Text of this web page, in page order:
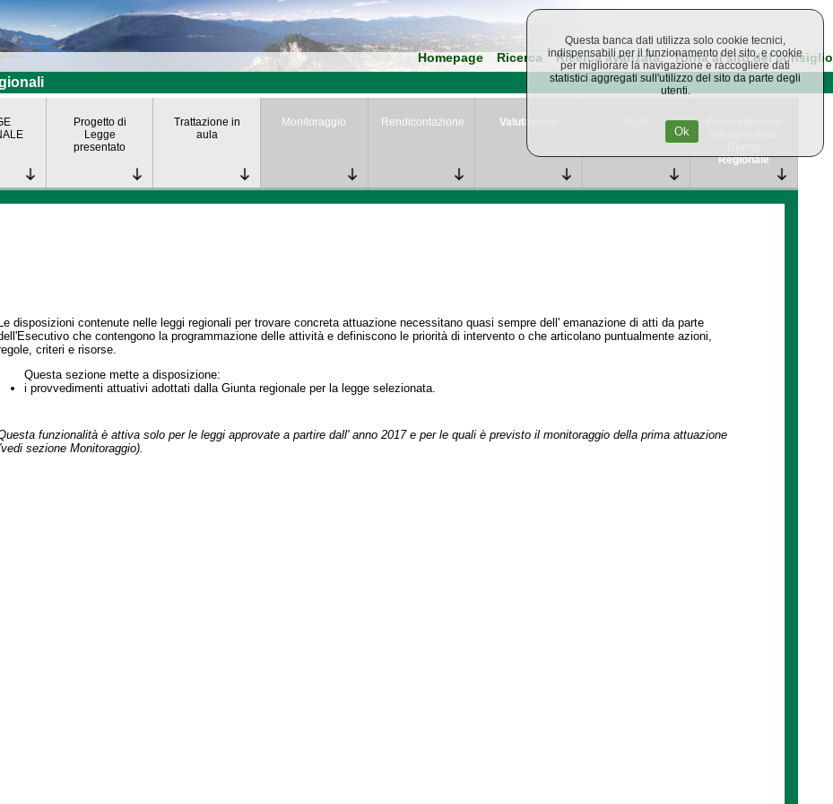
Homepage Ricerca Ricerca avanzata Torna al sito del consiglio
Progetto di
Legge
presentato
Trattazione in
aula
Monitoraggio Rendicontazione Valutazione
Regionale
Le disposizioni contenute nelle leggi regionali per trovare concreta attuazione necessitano quasi sempre dell' emanazione di atti da parte
che contengono la programmazione delle attività e definiscono le priorità di intervento o che articolano puntualmente azioni,
criteri e risorse.
Questa sezione mette a disposizione:
i provvedimenti attuativi adottati dalla Giunta regionale per la legge selezionata.
funzionalità è attiva solo per le leggi approvate a partire dall' anno 2017 e per le quali è previsto il monitoraggio della prima attuazione
sezione Monitoraggio).
Questa banca dati utilizza solo cookie tecnici,
indispensabili per il funzionamento del sito, e cookie
per migliorare la navigazione e raccogliere dati
statistici aggregati sull'utilizzo del sito da parte degli
utenti.
Ok